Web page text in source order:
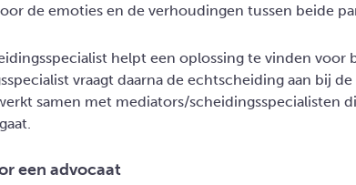
de emoties en de verhoudingen tussen beide
helpt een oplossing te vinden voor
vraagt daarna de echtscheiding aan bij
samen met mediators/scheidingsspecialisten
een advocaat